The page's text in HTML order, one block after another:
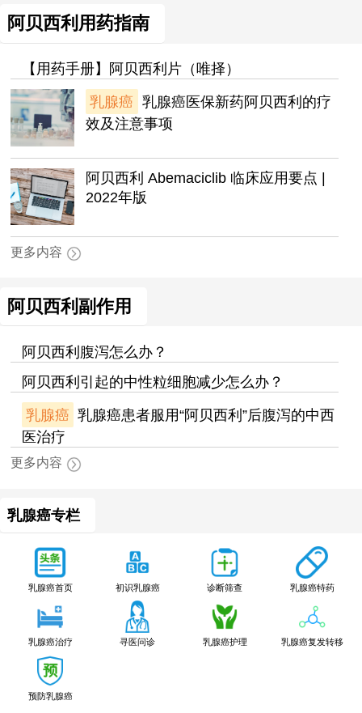
阿贝西利用药指南
【用药手册】阿贝西利片（唯择）
乳腺癌 乳腺癌医保新药阿贝西利的疗
效及注意事项
阿贝西利 Abemaciclib 临床应用要点 |
2022年版
更多内容
阿贝西利副作用
阿贝西利腹泻怎么办？
阿贝西利引起的中性粒细胞减少怎么办？
乳腺癌 乳腺癌患者服用“阿贝西利”后腹泻的中西
医治疗
更多内容
乳腺癌专栏
乳腺癌首页 初识乳腺癌 诊断筛查 乳腺癌特药
乳腺癌治疗 寻医问诊 乳腺癌护理 乳腺癌复发转移
预防乳腺癌